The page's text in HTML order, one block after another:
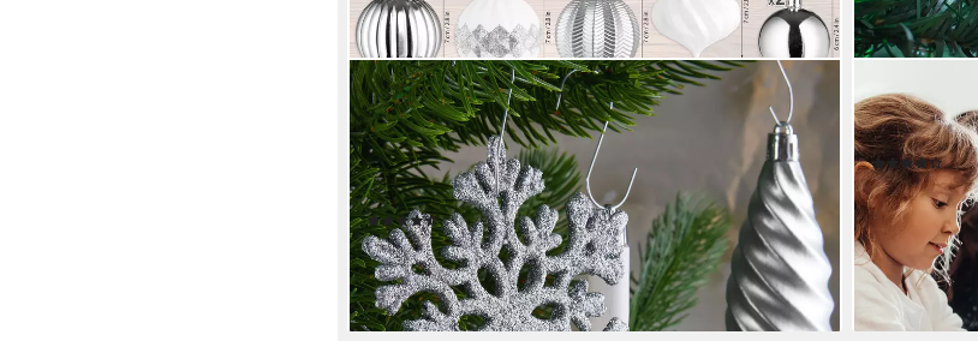
BRUBAKER
Weihnachtsbaumkugel 50 -tlg. Premium
Christbaumschmuck - Weihnachtskugel Set (50 St), Glitzer
Kugeln, Schneeflocken, Eiszapfen und Tannenzapfen
Baumschmuck
(6)
19,99 €
lieferbar - in 2-3 Werktagen bei dir
schwarz
(12)
14,99 € UVP
-50%
lieferbar - in 2-